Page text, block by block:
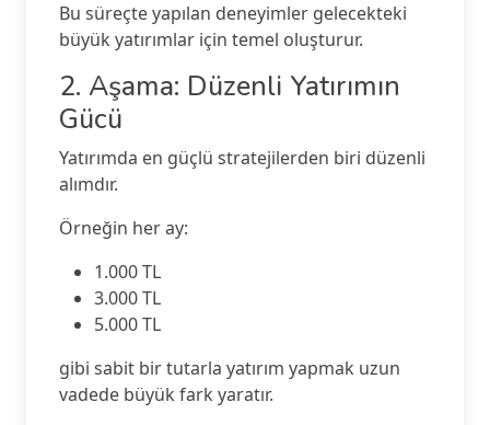
Bu süreçte yapılan deneyimler gelecekteki
büyük yatırımlar için temel oluşturur.
2. Aşama: Düzenli Yatırımın
Gücü
Yatırımda en güçlü stratejilerden biri düzenli
alımdır.
Örneğin her ay:
1.000 TL
3.000 TL
5.000 TL
gibi sabit bir tutarla yatırım yapmak uzun
vadede büyük fark yaratır.